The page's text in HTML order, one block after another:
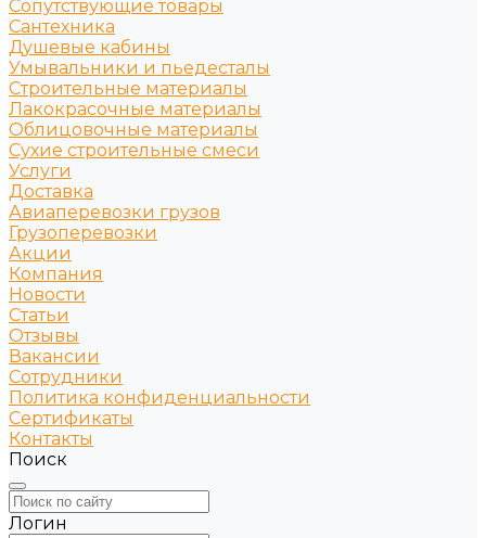
Сопутствующие товары
Сантехника
Душевые кабины
Умывальники и пьедесталы
Строительные материалы
Лакокрасочные материалы
Облицовочные материалы
Сухие строительные смеси
Услуги
Доставка
Авиаперевозки грузов
Грузоперевозки
Акции
Компания
Новости
Статьи
Отзывы
Вакансии
Сотрудники
Политика конфиденциальности
Сертификаты
Контакты
Поиск
Логин